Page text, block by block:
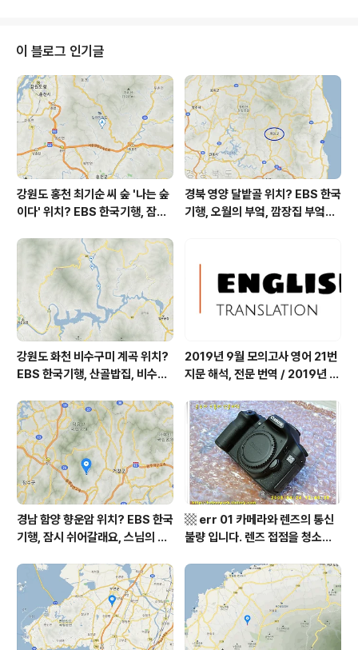
㎍/m³ 미세먼지는 보통 = 50 ㎍/m³ 오늘 초미세먼지
보통 = 24 ㎍/m³ 미세먼지는 보통 = 35 ㎍/m³ 대기상
태는 어제보다 조금 좋습니다 전체적으로 상태가 양호하지
는 않습니다 초미세먼지 24 마이크로그램이고, 미세먼지
35 마이크로그램입니다 posted by befreepark 2..
이 블로그 인기글
강원도 홍천 최기순 씨 숲 '나는 숲
이다' 위치? EBS 한국기행, 잠시
군 최기순 씨 캠핑장 펜션 어디? /
강원도 홍천군 가볼 만한 곳, (구)
까르돈, kbs 인간극장
경북 영양 달밭골 위치? EBS 한국
기행, 오월의 부엌, 깜장집 부엌은
한 곳, 영양읍 상원리. KBS 인간극
장 임분노미 할머니
강원도 화천 비수구미 계곡 위치?
EBS 한국기행, 산골밥집, 비수구
부 화천군 비수구미 낙타민박 어
디? / 강원도 화천군 가볼 만한 곳
비수구미 마을, 파로호
2019년 9월 모의고사 영어 21번
지문 해석, 전문 번역 / 2019년 9
역, 평가원 2019년 고3 9월 영어
영역 외국어영역 전문 해석, Engli
sh to Korean translation
경남 함양 향운암 위치? EBS 한국
기행, 잠시 쉬어갈래요, 스님의 어
상남도 함양군 가볼 만한 곳, 용추
계곡 향운암 명천스님, 덕유산 황
석산 거망산 기백산
▩ err 01 카메라와 렌즈의 통신
불량 입니다. 렌즈 접점을 청소하